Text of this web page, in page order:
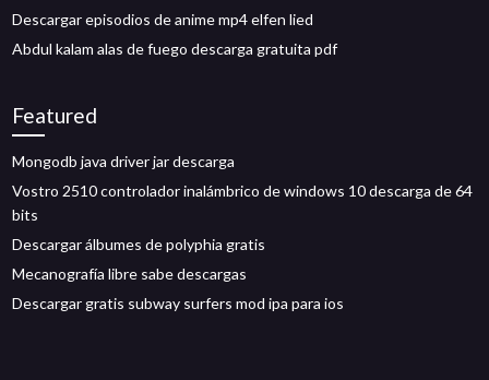
Descargar episodios de anime mp4 elfen lied
Abdul kalam alas de fuego descarga gratuita pdf
Featured
Mongodb java driver jar descarga
Vostro 2510 controlador inalámbrico de windows 10 descarga de 64
bits
Descargar álbumes de polyphia gratis
Mecanografía libre sabe descargas
Descargar gratis subway surfers mod ipa para ios